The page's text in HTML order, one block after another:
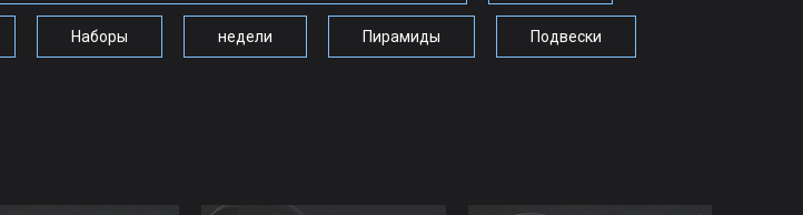
Наборы недели Пирамиды Подвески